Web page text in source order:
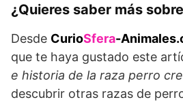
¿Quieres saber más
Desde CurioSfera-
que te haya gustado este
e historia de la raza perro
descubrir otras razas de